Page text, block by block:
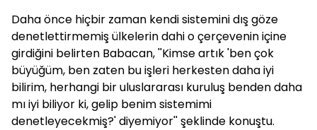
Daha önce hiçbir zaman kendi sistemini dış göze
denetlettirmemiş ülkelerin dahi o çerçevenin içine
girdiğini belirten Babacan, ''Kimse artık 'ben çok
büyüğüm, ben zaten bu işleri herkesten daha iyi
bilirim, herhangi bir uluslararası kuruluş benden daha
mı iyi biliyor ki, gelip benim sistemimi
denetleyecekmiş?' diyemiyor'' şeklinde konuştu.